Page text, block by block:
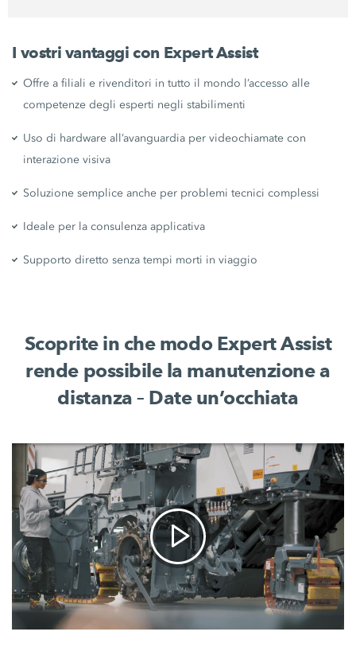
I vostri vantaggi con Expert Assist
Offre a filiali e rivenditori in tutto il mondo l’accesso alle
competenze degli esperti negli stabilimenti
Uso di hardware all’avanguardia per videochiamate con
interazione visiva
Soluzione semplice anche per problemi tecnici complessi
Ideale per la consulenza applicativa
Supporto diretto senza tempi morti in viaggio
Scoprite in che modo Expert Assist
rende possibile la manutenzione a
distanza – Date un’occhiata